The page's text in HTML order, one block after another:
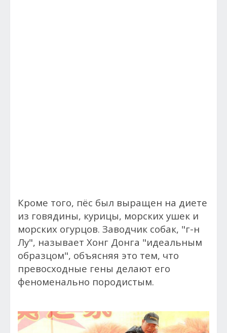
Кроме того, пёс был выращен на диете
из говядины, курицы, морских ушек и
морских огурцов. Заводчик собак, "г-н
Лу", называет Хонг Донга "идеальным
образцом", объясняя это тем, что
превосходные гены делают его
феноменально породистым.